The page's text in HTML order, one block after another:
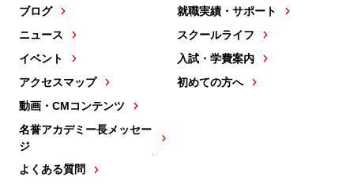
ブログ
ニュース
イベント
アクセスマップ
動画・CMコンテンツ
名誉アカデミー長メッセー
ジ
よくある質問
就職実績・サポート
スクールライフ
入試・学費案内
初めての方へ